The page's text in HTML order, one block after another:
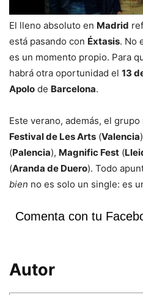
El lleno absoluto en Madrid
está pasando con Éxtasis. No
es un momento propio. Para
habrá otra oportunidad el 13
Apolo de Barcelona.
Este verano, además, el
Festival de Les Arts (Valencia
(Palencia), Magnific Fest (
(Aranda de Duero). Todo
bien no es solo un single: es
Comenta con tu
Autor